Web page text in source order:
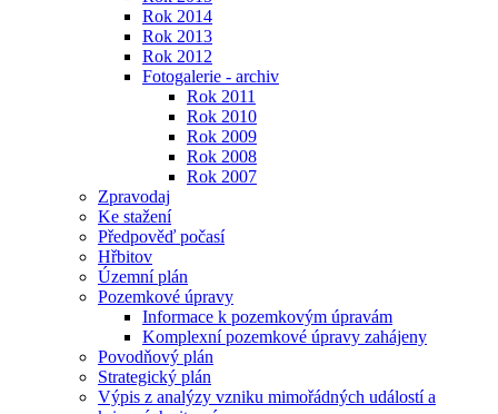
Rok 2014
Rok 2013
Rok 2012
Fotogalerie - archiv
Rok 2011
Rok 2010
Rok 2009
Rok 2008
Rok 2007
Zpravodaj
Ke stažení
Předpověď počasí
Hřbitov
Územní plán
Pozemkové úpravy
Informace k pozemkovým úpravám
Komplexní pozemkové úpravy zahájeny
Povodňový plán
Strategický plán
Výpis z analýzy vzniku mimořádných událostí a